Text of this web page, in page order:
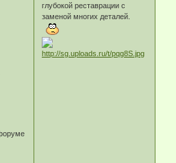
глубокой реставрации с
заменой многих деталей.